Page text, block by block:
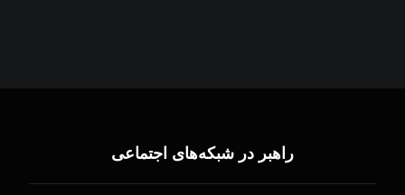
راهبر در شبکه‌های اجتماعی